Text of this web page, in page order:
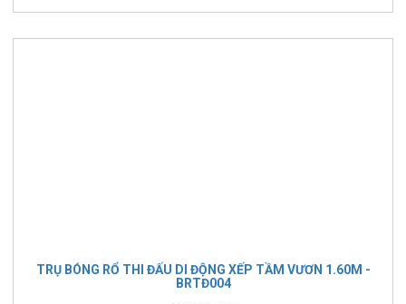
TRỤ BÓNG RỔ THI ĐẤU DI ĐỘNG XẾP TẦM VƯƠN 1.60M -
BRTĐ004